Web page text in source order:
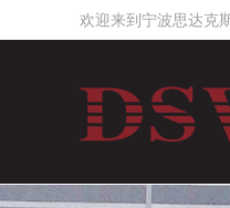
欢迎来到宁波思达克